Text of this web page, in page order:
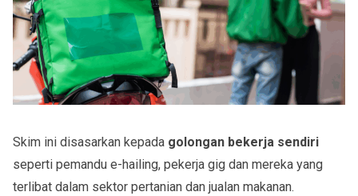
Skim ini disasarkan kepada golongan bekerja sendiri
seperti pemandu e-hailing, pekerja gig dan mereka yang
terlibat dalam sektor pertanian dan jualan makanan.